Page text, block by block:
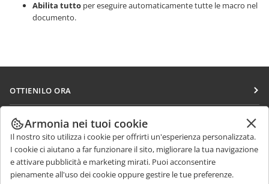
Abilita tutto per eseguire automaticamente tutte le macro nel
documento.
OTTIENILO ORA
Docs
DocSpace
Workspace
Connettori
COLLABORA
Per i contributori
Per i traduttori
Per gli influencer
RICEVI NOTIZIE
Blog
RICEVI AIUTO
Armonia nei tuoi cookie
Il nostro sito utilizza i cookie per offrirti un'esperienza personalizzata.
I cookie ci aiutano a far funzionare il sito, migliorare la tua navigazione
e attivare pubblicità e marketing mirati. Puoi acconsentire
pienamente all'uso dei cookie oppure gestire le tue preferenze.